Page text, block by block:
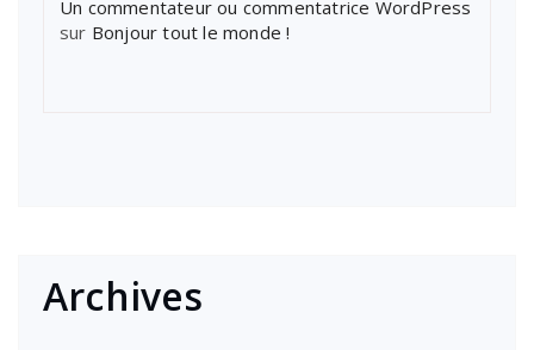
Un commentateur ou commentatrice WordPress
sur Bonjour tout le monde !
Archives